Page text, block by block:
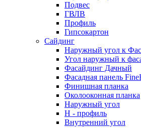
Подвес
ГВЛВ
Профиль
Гипсокартон
Сайдинг
Наружный угол к
Угол наружный к
Фасайдинг Дачный
Фасадная панель
Финишная планка
Околооконная планка
Наружный угол
H - профиль
Внутренний угол